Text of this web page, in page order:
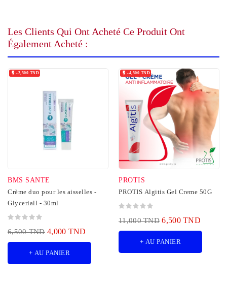
Les Clients Qui Ont Acheté Ce Produit Ont
Également Acheté :
 -2,500 TND
BMS SANTE
Crème duo pour les aisselles -
Glyceriall - 30ml
6,500 TND 4,000 TND
+ AU PANIER
 -4,500 TND
PROTIS
PROTIS Algitis Gel Creme 50G
11,000 TND 6,500 TND
+ AU PANIER